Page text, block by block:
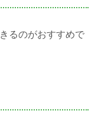
るのがおすすめで